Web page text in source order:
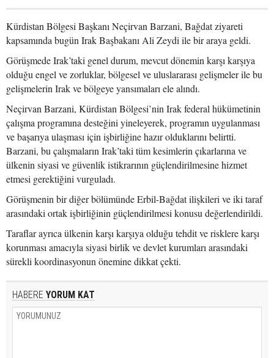
Kürdistan Bölgesi Başkanı Neçirvan Barzani, Bağdat ziyareti
kapsamında bugün Irak Başbakanı Ali Zeydi ile bir araya geldi.
Görüşmede Irak’taki genel durum, mevcut dönemin karşı karşıya
olduğu engel ve zorluklar, bölgesel ve uluslararası gelişmeler ile bu
gelişmelerin Irak ve bölgeye yansımaları ele alındı.
Neçirvan Barzani, Kürdistan Bölgesi’nin Irak federal hükümetinin
çalışma programına desteğini yineleyerek, programın uygulanması
ve başarıya ulaşması için işbirliğine hazır olduklarını belirtti.
Barzani, bu çalışmaların Irak’taki tüm kesimlerin çıkarlarına ve
ülkenin siyasi ve güvenlik istikrarının güçlendirilmesine hizmet
etmesi gerektiğini vurguladı.
Görüşmenin bir diğer bölümünde Erbil-Bağdat ilişkileri ve iki taraf
arasındaki ortak işbirliğinin güçlendirilmesi konusu değerlendirildi.
Taraflar ayrıca ülkenin karşı karşıya olduğu tehdit ve risklere karşı
korunması amacıyla siyasi birlik ve devlet kurumları arasındaki
sürekli koordinasyonun önemine dikkat çekti.
HABERE YORUM KAT